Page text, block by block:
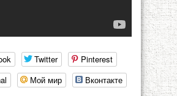
Twitter
Pinterest
Мой мир Вконтакте